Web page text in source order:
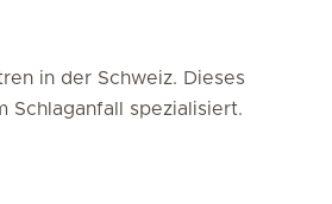
in der Schweiz. Dieses
Schlaganfall spezialisiert.